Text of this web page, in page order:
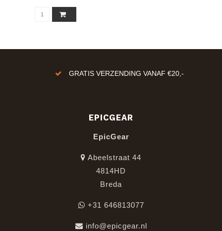
GRATIS VERZENDING VANAF €20,-
EPICGEAR
EpicGear
Abeelstraat 44
4814HD
Breda
+31 646813077
info@epicgear.nl